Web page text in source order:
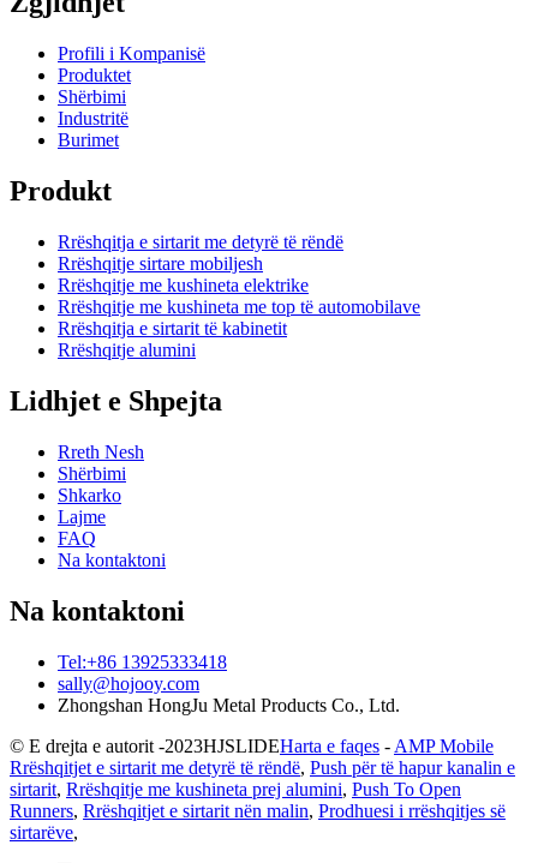
Profili i Kompanisë
Produktet
Shërbimi
Industritë
Burimet
Produkt
Rrëshqitja e sirtarit me detyrë të rëndë
Rrëshqitje sirtare mobiljesh
Rrëshqitje me kushineta elektrike
Rrëshqitje me kushineta me top të automobilave
Rrëshqitja e sirtarit të kabinetit
Rrëshqitje alumini
Lidhjet e Shpejta
Rreth Nesh
Shërbimi
Shkarko
Lajme
FAQ
Na kontaktoni
Na kontaktoni
Tel:+86 13925333418
sally@hojooy.com
Zhongshan HongJu Metal Products Co., Ltd.
© E drejta e autorit -2023HJSLIDEHarta e faqes - AMP Mobile
Rrëshqitjet e sirtarit me detyrë të rëndë, Push për të hapur kanalin e
sirtarit, Rrëshqitje me kushineta prej alumini, Push To Open
Runners, Rrëshqitjet e sirtarit nën malin, Prodhuesi i rrëshqitjes së
sirtarëve,